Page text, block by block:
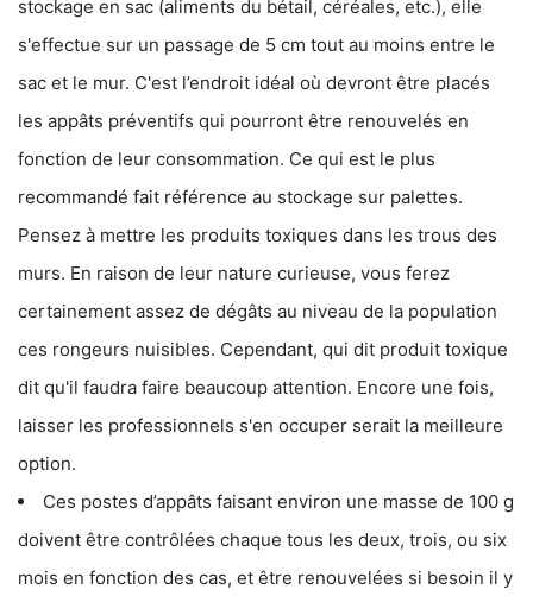
stockage en sac (aliments du bétail, céréales, etc.), elle
s'effectue sur un passage de 5 cm tout au moins entre le
sac et le mur. C'est l’endroit idéal où devront être placés
les appâts préventifs qui pourront être renouvelés en
fonction de leur consommation. Ce qui est le plus
recommandé fait référence au stockage sur palettes.
Pensez à mettre les produits toxiques dans les trous des
murs. En raison de leur nature curieuse, vous ferez
certainement assez de dégâts au niveau de la population
ces rongeurs nuisibles. Cependant, qui dit produit toxique
dit qu'il faudra faire beaucoup attention. Encore une fois,
laisser les professionnels s'en occuper serait la meilleure
option.
Ces postes d’appâts faisant environ une masse de 100 g
doivent être contrôlées chaque tous les deux, trois, ou six
mois en fonction des cas, et être renouvelées si besoin il y